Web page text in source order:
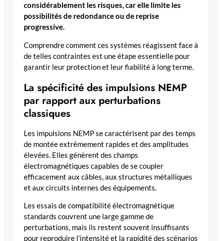
considérablement les risques, car elle limite les
possibilités de redondance ou de reprise
progressive.
Comprendre comment ces systèmes réagissent face à
de telles contraintes est une étape essentielle pour
garantir leur protection et leur fiabilité à long terme.
La spécificité des impulsions NEMP
par rapport aux perturbations
classiques
Les impulsions NEMP se caractérisent par des temps
de montée extrêmement rapides et des amplitudes
élevées. Elles génèrent des champs
électromagnétiques capables de se coupler
efficacement aux câbles, aux structures métalliques
et aux circuits internes des équipements.
Les essais de compatibilité électromagnétique
standards couvrent une large gamme de
perturbations, mais ils restent souvent insuffisants
pour reproduire l’intensité et la rapidité des scénarios